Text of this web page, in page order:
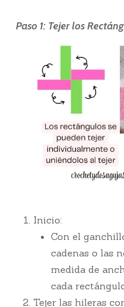
Paso 1: Tejer los
Inicio:
Con el
cadenas o las
medida de
cada
Tejer las hileras